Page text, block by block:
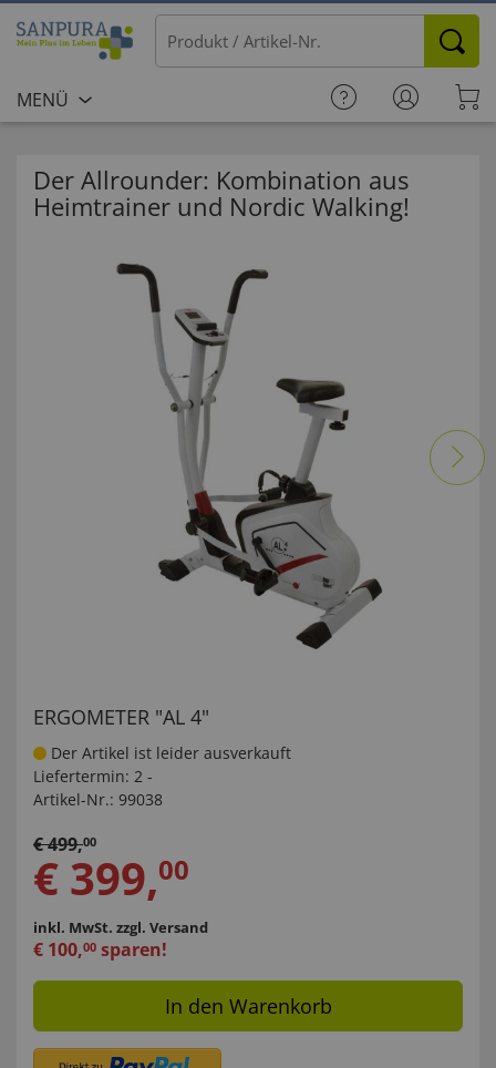
MENÜ
Der Allrounder: Kombination aus
Heimtrainer und Nordic Walking!
ERGOMETER "AL 4"
Der Artikel ist leider ausverkauft
Liefertermin: 2 -
Artikel-Nr.: 99038
€499,00
€ 399,00
inkl. MwSt. zzgl. Versand
€ 100,00 sparen!
In den Warenkorb